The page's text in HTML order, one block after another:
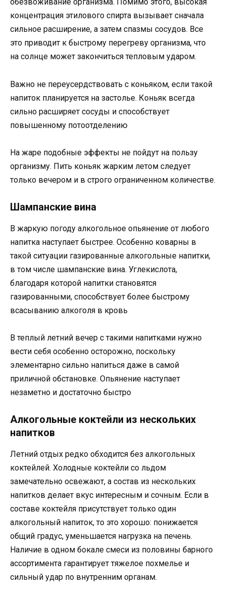
обезвоживание организма. Помимо этого, высокая
концентрация этилового спирта вызывает сначала
сильное расширение, а затем спазмы сосудов. Все
это приводит к быстрому перегреву организма, что
на солнце может закончиться тепловым ударом.
Важно не переусердствовать с коньяком, если такой
напиток планируется на застолье. Коньяк всегда
сильно расширяет сосуды и способствует
повышенному потоотделению
На жаре подобные эффекты не пойдут на пользу
организму. Пить коньяк жарким летом следует
только вечером и в строго ограниченном количестве.
Шампанские вина
В жаркую погоду алкогольное опьянение от любого
напитка наступает быстрее. Особенно коварны в
такой ситуации газированные алкогольные напитки,
в том числе шампанские вина. Углекислота,
благодаря которой напитки становятся
газированными, способствует более быстрому
всасыванию алкоголя в кровь
В теплый летний вечер с такими напитками нужно
вести себя особенно осторожно, поскольку
элементарно сильно напиться даже в самой
приличной обстановке. Опьянение наступает
незаметно и достаточно быстро
Алкогольные коктейли из нескольких
напитков
Летний отдых редко обходится без алкогольных
коктейлей. Холодные коктейли со льдом
замечательно освежают, а состав из нескольких
напитков делает вкус интересным и сочным. Если в
составе коктейля присутствует только один
алкогольный напиток, то это хорошо: понижается
общий градус, уменьшается нагрузка на печень.
Наличие в одном бокале смеси из половины барного
ассортимента гарантирует тяжелое похмелье и
сильный удар по внутренним органам.